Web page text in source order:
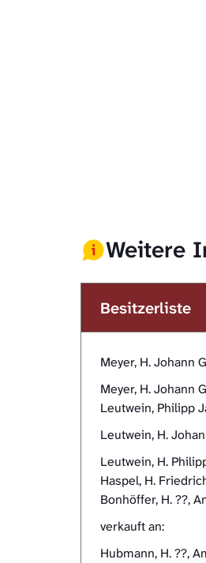
Weitere
Besitzerliste
Meyer, H. Johann
Meyer, H. Johann
Leutwein, Philipp
Leutwein, H.
Leutwein, H.
Haspel, H.
Bonhöffer, H. ??,
verkauft an:
Hubmann, H. ??,